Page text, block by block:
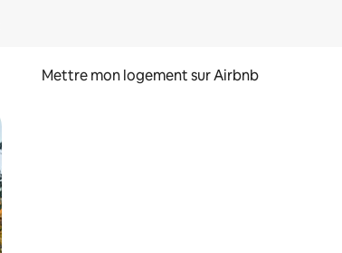
Mettre mon logement sur Airbnb